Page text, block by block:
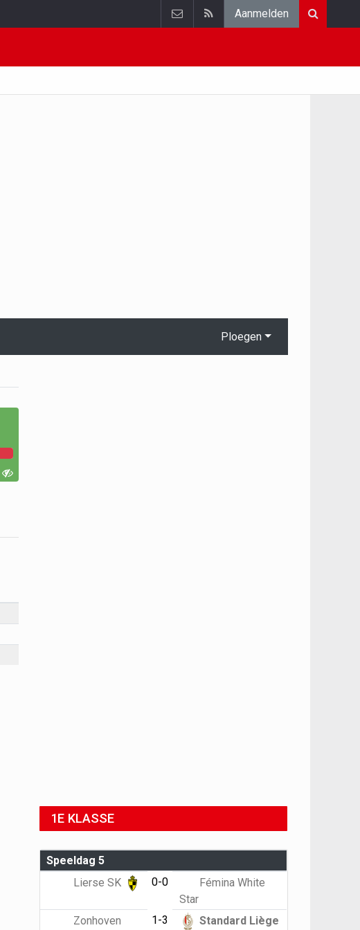
Aanmelden
Ploegen
1E KLASSE
Speeldag 5
Lierse SK
0-0
Fémina White
Star
Zonhoven
1-3 Standard Liège